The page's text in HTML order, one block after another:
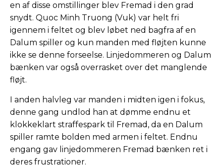
en af disse omstillinger blev Fremad i den grad
snydt. Quoc Minh Truong (Vuk) var helt fri
igennem i feltet og blev løbet ned bagfra af en
Dalum spiller og kun manden med fløjten kunne
ikke se denne forseelse. Linjedommeren og Dalum
bænken var også overrasket over det manglende
fløjt.
I anden halvleg var manden i midten igen i fokus,
denne gang undlod han at dømme endnu et
klokkeklart straffespark til Fremad, da en Dalum
spiller ramte bolden med armen i feltet. Endnu
engang gav linjedommeren Fremad bænken ret i
deres frustrationer.